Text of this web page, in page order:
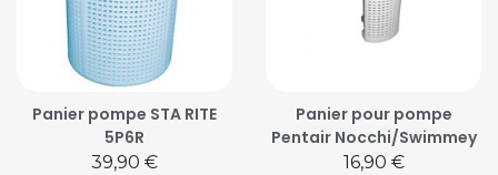
Panier pompe STA RITE
5P6R
Prix
39,90 €
Panier pour pompe
Pentair Nocchi/Swimmey
Prix
16,90 €